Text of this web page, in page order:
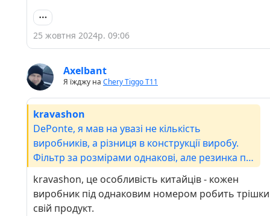
25 жовтня 2024р. 09:06
Axelbant
Я їжджу на Chery Tiggo Т11
kravashon
DePonte, я мав на увазі не кількість
виробників, а різниця в конструкції виробу.
Фільтр за розмірами однакові, але резинка по
різному розташована.
kravashon, це особливість китайців - кожен
виробник під однаковим номером робить трішки
свій продукт.